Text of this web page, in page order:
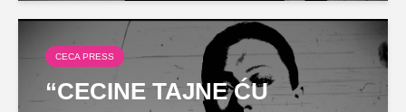
CECA PRESS
“CECINE TAJNE ĆU